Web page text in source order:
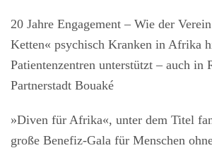
20 Jahre Engagement – Wie der
Ketten« psychisch Kranken in Afrika
Patientenzentren unterstützt – auch in
Partnerstadt Bouaké
»Diven für Afrika«, unter dem Titel
große Benefiz-Gala für Menschen